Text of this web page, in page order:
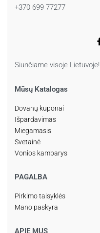
+370 699 77277
Siunčiame visoje Lietuvoje!
Mūsų Katalogas
Dovanų kuponai
Išpardavimas
Miegamasis
Svetainė
Vonios kambarys
PAGALBA
Pirkimo taisyklės
Mano paskyra